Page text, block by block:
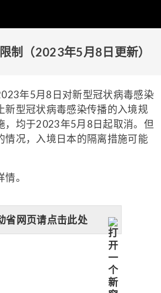
制（2023年5月8日更新）
年5月8日对新型冠状病毒感染
新型冠状病毒感染传播的入境规
，均于2023年5月8日起取消。但
情况，入境日本的隔离措施可能
。
省网页请点击此处